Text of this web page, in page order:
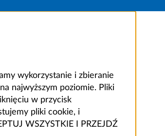
wykorzystanie i zbieranie
najwyższym poziomie. Pliki
w przycisk
pliki cookie, i
WSZYSTKIE I PRZEJDŹ